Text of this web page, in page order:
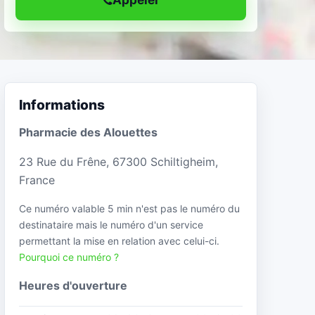
Informations
Pharmacie des Alouettes
23 Rue du Frêne, 67300 Schiltigheim,
France
Ce numéro valable 5 min n'est pas le numéro du
destinataire mais le numéro d'un service
permettant la mise en relation avec celui-ci.
Pourquoi ce numéro ?
Heures d'ouverture